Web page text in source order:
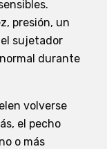
presión, un
sujetador
durante
volverse
el pecho
o más